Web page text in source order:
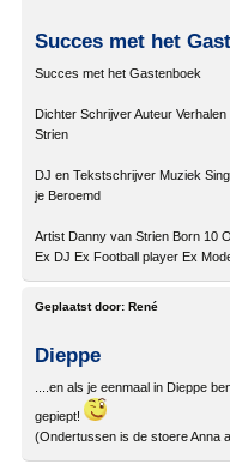
Succes met het
Succes met het Gastenboek
Dichter Schrijver Auteur
Strien
DJ en Tekstschrijver Muziek
je Beroemd
Artist Danny van Strien Born 10
Ex DJ Ex Football player Ex
Geplaatst door: René
Dieppe
....en als je eenmaal in Dieppe
gepiept!
(Ondertussen is de stoere Anna